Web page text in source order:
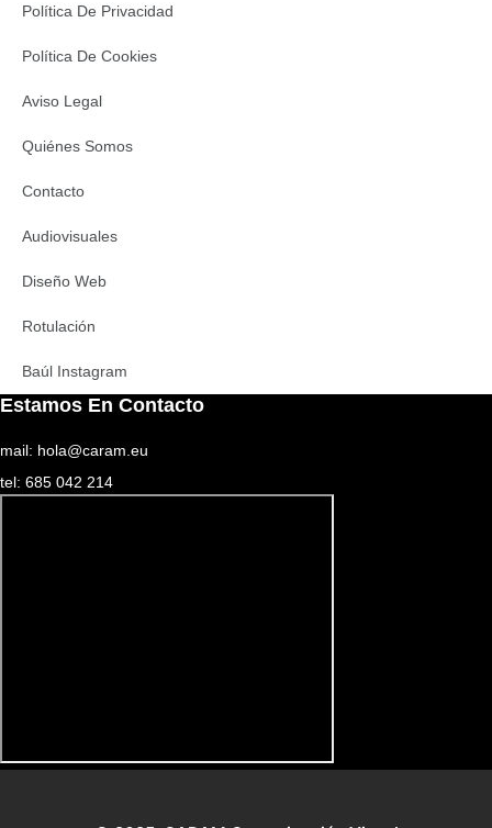
Política De Privacidad
Política De Cookies
Aviso Legal
Quiénes Somos
Contacto
Audiovisuales
Diseño Web
Rotulación
Baúl Instagram
Estamos En Contacto
mail: hola@caram.eu
tel: 685 042 214